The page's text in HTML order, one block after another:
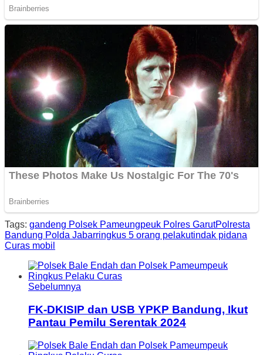
Tags: gandeng Polsek Pameungpeuk Polres GarutPolresta
Bandung Polda Jabarringkus 5 orang pelakutindak pidana
Curas mobil
Sebelumnya
FK-DKISIP dan USB YPKP Bandung, Ikut
Pantau Pemilu Serentak 2024